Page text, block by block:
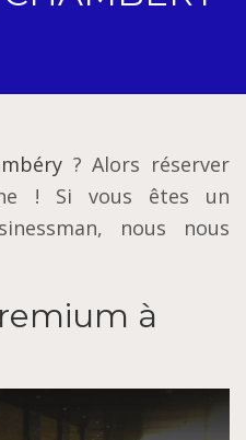
? Alors réserver
! Si vous êtes un
nous nous
à